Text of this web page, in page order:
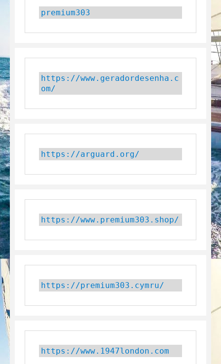
premium303
https://www.geradordesenha.c
om/
https://arguard.org/
https://www.premium303.shop/
https://premium303.cymru/
https://www.1947london.com